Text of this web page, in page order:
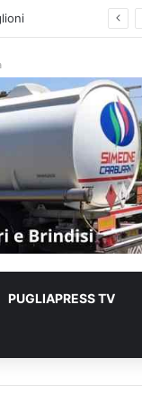
quadrati
PUGLIAPRESS TV